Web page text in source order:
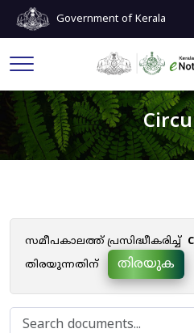
Government of Kerala
സമീപകാലത്ത് പ്രസിദ്ധീകരിച്ച്
തിരയുന്നതിന്
തിരയുക